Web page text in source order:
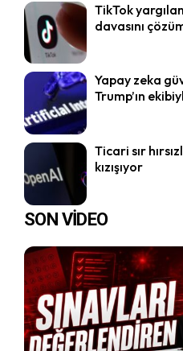
TikTok
davasını
Yapay zeka
Trump’ın
Ticari sır
kızışıyor
SON VİDEO